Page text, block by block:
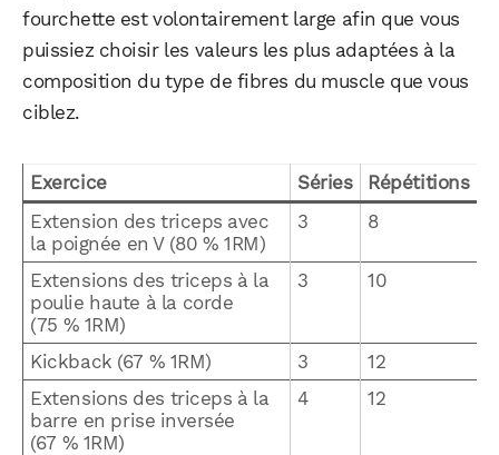
fourchette est volontairement large afin que vous
puissiez choisir les valeurs les plus adaptées à la
composition du type de fibres du muscle que vous
ciblez.
Exercice Séries
Répétitions
Extension des triceps avec
la poignée en V (80 % 1RM)
3 8
Extensions des triceps à la
poulie haute à la corde
(75 % 1RM)
3 10
Kickback (67 % 1RM) 3
12
Extensions des triceps à la
barre en prise inversée
(67 % 1RM)
4 12